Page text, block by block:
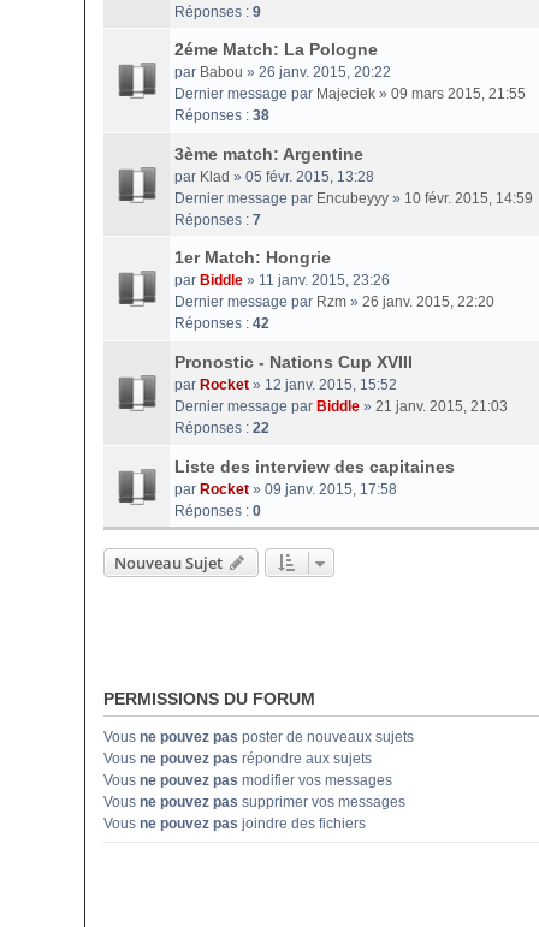
Réponses : 9
2éme Match: La Pologne
par Babou » 26 janv. 2015, 20:22
Dernier message par Majeciek » 09 mars 2015, 21:55
Réponses : 38
3ème match: Argentine
par Klad » 05 févr. 2015, 13:28
Dernier message par Encubeyyy » 10 févr. 2015, 14:59
Réponses : 7
1er Match: Hongrie
par Biddle » 11 janv. 2015, 23:26
Dernier message par Rzm » 26 janv. 2015, 22:20
Réponses : 42
Pronostic - Nations Cup XVIII
par Rocket » 12 janv. 2015, 15:52
Dernier message par Biddle » 21 janv. 2015, 21:03
Réponses : 22
Liste des interview des capitaines
par Rocket » 09 janv. 2015, 17:58
Réponses : 0
Nouveau Sujet
PERMISSIONS DU FORUM
Vous ne pouvez pas poster de nouveaux sujets
Vous ne pouvez pas répondre aux sujets
Vous ne pouvez pas modifier vos messages
Vous ne pouvez pas supprimer vos messages
Vous ne pouvez pas joindre des fichiers